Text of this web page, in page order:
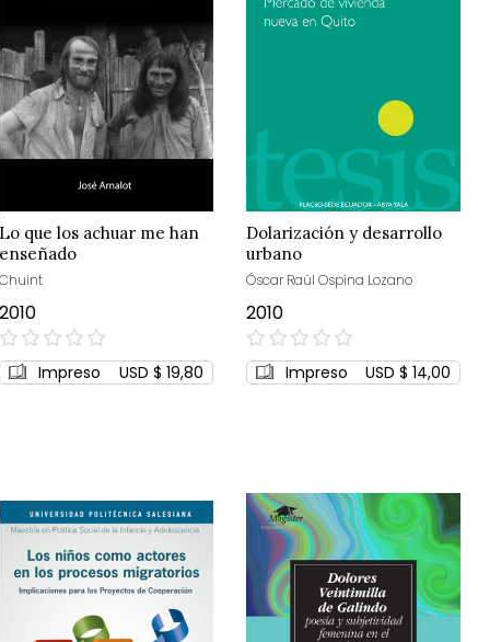
Lo que los achuar me han
enseñado
Chuint
2010
0%
Impreso USD $ 19,80
Dolarización y desarrollo
urbano
Óscar Raúl Ospina Lozano
2010
0%
Impreso USD $ 14,00